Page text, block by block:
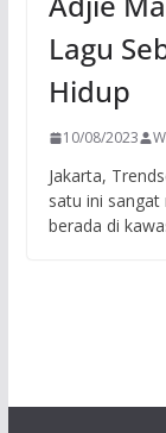
Lagu
Hidup
10/08/2023
Jakarta,
satu ini
berada di